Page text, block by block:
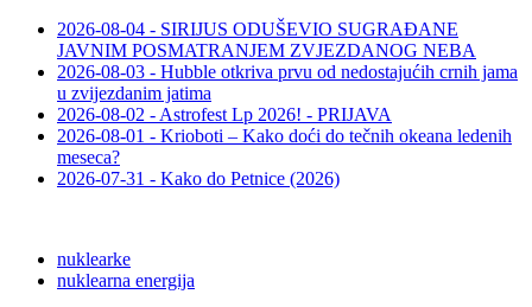
2026-08-04 - SIRIJUS ODUŠEVIO SUGRAĐANE
JAVNIM POSMATRANJEM ZVJEZDANOG NEBA
2026-08-03 - Hubble otkriva prvu od nedostajućih crnih jama
u zvijezdanim jatima
2026-08-02 - Astrofest Lp 2026! - PRIJAVA
2026-08-01 - Krioboti – Kako doći do tečnih okeana ledenih
meseca?
2026-07-31 - Kako do Petnice (2026)
nuklearke
nuklearna energija